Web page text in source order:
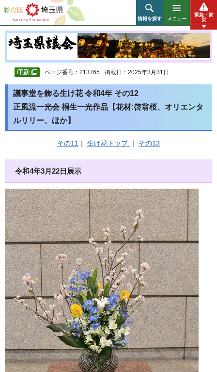
彩の国 埼玉県
情報を探す メニュー
緊急・防
災
ページ番号：213765 掲載日：2025年3月31日
議事堂を飾る生け花 令和4年 その12
正風流一光会 桐生一光作品【花材:啓翁桜、オリエンタ
ルリリー、ほか】
その11 ｜ 生け花トップ ｜ その13
令和4年3月22日展示